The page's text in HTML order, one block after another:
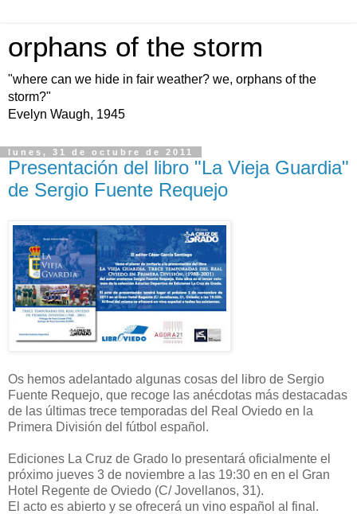
orphans of the storm
"where can we hide in fair weather? we, orphans of the
storm?"
Evelyn Waugh, 1945
lunes, 31 de octubre de 2011
Presentación del libro "La Vieja Guardia"
de Sergio Fuente Requejo
Os hemos adelantado algunas cosas del libro de Sergio
Fuente Requejo, que recoge las anécdotas más destacadas
de las últimas trece temporadas del Real Oviedo en la
Primera División del fútbol español.
Ediciones La Cruz de Grado lo presentará oficialmente el
próximo jueves 3 de noviembre a las 19:30 en en el Gran
Hotel Regente de Oviedo (C/ Jovellanos, 31).
El acto es abierto y se ofrecerá un vino español al final.